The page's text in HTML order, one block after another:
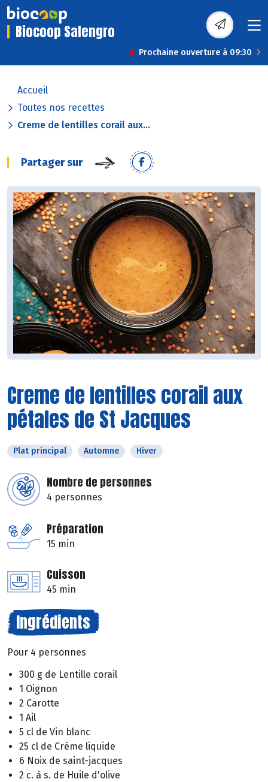
Biocoop Salengro
Prochaine ouverture à 09:30
Accueil
Toutes nos recettes
Creme de lentilles corail aux...
Partager sur
Creme de lentilles corail aux
pétales de St Jacques
Plat principal Automne Hiver
Nombre de personnes
4 personnes
Préparation
15 min
Cuisson
45 min
Ingrédients
Pour 4 personnes
300 g de Lentille corail
1 Oignon
2 Carotte
1 Ail
5 cl de Vin blanc
25 cl de Crème liquide
6 Noix de saint-jacques
2 c. à s. de Huile d'olive